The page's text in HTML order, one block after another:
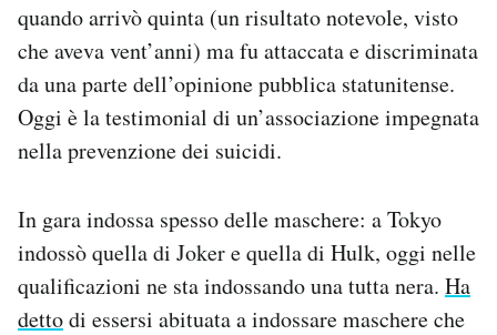
quando arrivò quinta (un risultato notevole, visto
che aveva vent’anni) ma fu attaccata e discriminata
da una parte dell’opinione pubblica statunitense.
Oggi è la testimonial di un’associazione impegnata
nella prevenzione dei suicidi.
In gara indossa spesso delle maschere: a Tokyo
indossò quella di Joker e quella di Hulk, oggi nelle
qualificazioni ne sta indossando una tutta nera. Ha
dettodi essersi abituata a indossare maschere che